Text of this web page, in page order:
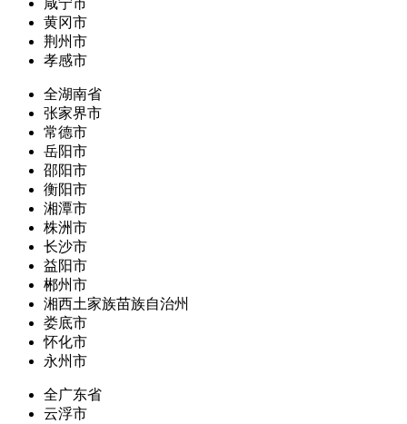
咸宁市
黄冈市
荆州市
孝感市
全湖南省
张家界市
常德市
岳阳市
邵阳市
衡阳市
湘潭市
株洲市
长沙市
益阳市
郴州市
湘西土家族苗族自治州
娄底市
怀化市
永州市
全广东省
云浮市